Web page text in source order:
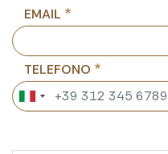
EMAIL
TELEFONO